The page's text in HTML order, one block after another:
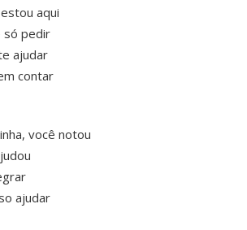
aqui
só pedir
ajudar
contar
você notou
ajudar